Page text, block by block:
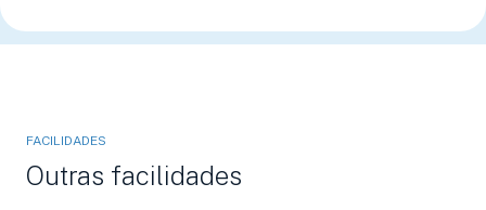
FACILIDADES
Outras facilidades